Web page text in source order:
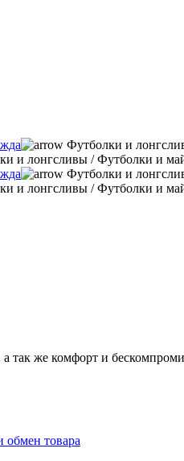
Футболки и
и лонгсливы /Футболки и
Футболки и
и лонгсливы /Футболки и
так же комфорт и
обмен товара